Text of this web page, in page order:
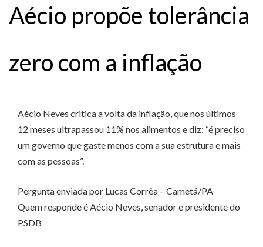
Aécio propõe tolerância
zero com a inflação
Aécio Neves critica a volta da inflação, que nos últimos
12 meses ultrapassou 11% nos alimentos e diz: “é preciso
um governo que gaste menos com a sua estrutura e mais
com as pessoas”.
Pergunta enviada por Lucas Corrêa – Cametá/PA
Quem responde é Aécio Neves, senador e presidente do
PSDB